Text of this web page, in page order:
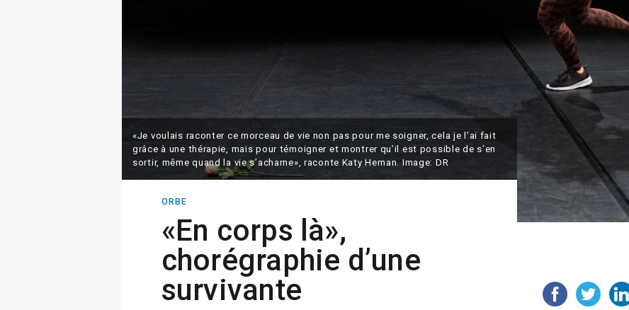
«Je voulais raconter ce morceau de vie non pas pour me soigner, cela je l’ai fait
grâce à une thérapie, mais pour témoigner et montrer qu’il est possible de s’en
sortir, même quand la vie s’acharne», raconte Katy Hernan. Image: DR
ORBE
«En corps là»,
chorégraphie d’une
survivante